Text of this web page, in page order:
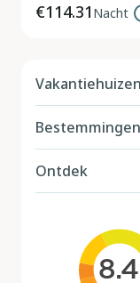
€114.31 Nacht
Vakantiehuizen
Vakantiehuis met
Aan zee
In de bergen
Bestemmingen
Nederland
Frankrijk
Ontdek
Losloopgebieden
Reisgids